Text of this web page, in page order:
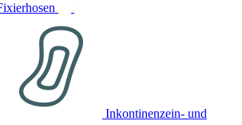
Inkontinenzein- und